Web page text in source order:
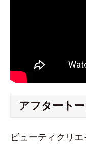
アフタート
ビューティクリ